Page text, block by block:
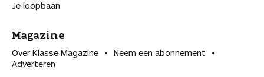
Je loopbaan
Magazine
Over Klasse Magazine
Neem een abonnement
Adverteren